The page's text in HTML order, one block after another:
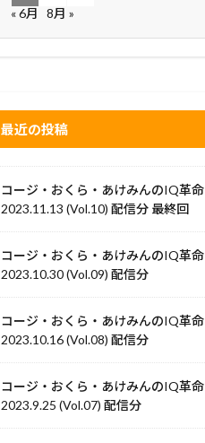
« 6月
8月 »
最近の投稿
コージ・おくら・あけみんのIQ革命
2023.11.13 (Vol.10) 配信分 最終回
コージ・おくら・あけみんのIQ革命
2023.10.30 (Vol.09) 配信分
コージ・おくら・あけみんのIQ革命
2023.10.16 (Vol.08) 配信分
コージ・おくら・あけみんのIQ革命
2023.9.25 (Vol.07) 配信分